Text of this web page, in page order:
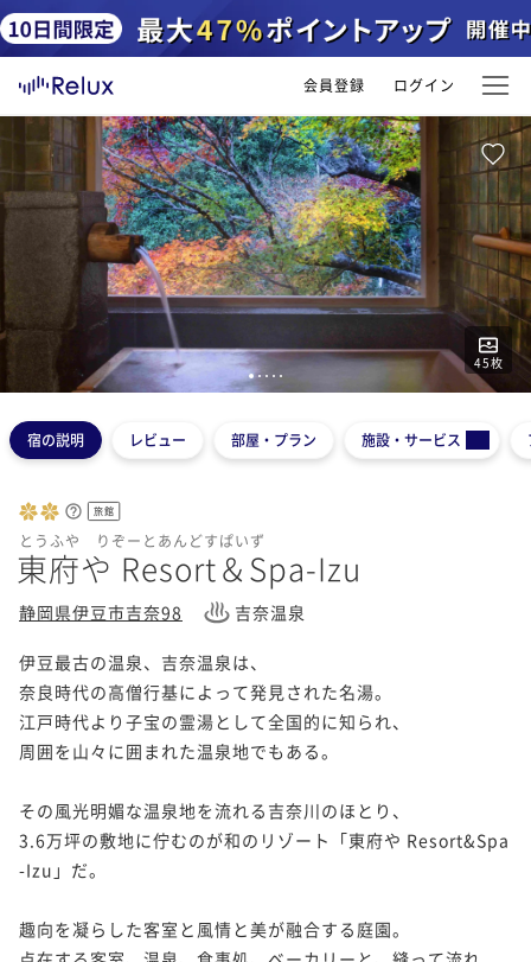
会員登録 ログイン
45枚
12 3 4 5
宿の説明 レビュー 部屋・プラン 施設・サービス
旅館
とうふや りぞーとあんどすぱいず
東府や Resort＆Spa-Izu
静岡県伊豆市吉奈98 吉奈温泉
伊豆最古の温泉、吉奈温泉は、
奈良時代の高僧行基によって発見された名湯。
江戸時代より子宝の霊湯として全国的に知られ、
周囲を山々に囲まれた温泉地でもある。
その風光明媚な温泉地を流れる吉奈川のほとり、
3.6万坪の敷地に佇むのが和のリゾート「東府や Resort&Spa
-Izu」だ。
趣向を凝らした客室と風情と美が融合する庭園。